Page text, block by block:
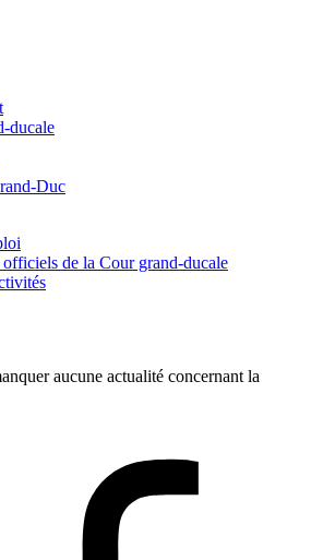
ducale
Duc
de la Cour grand-ducale
aucune actualité concernant la